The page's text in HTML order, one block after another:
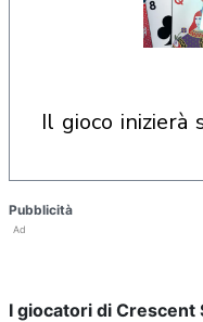
il gioco
Pubblicità
Ad
I giocatori di Crescent